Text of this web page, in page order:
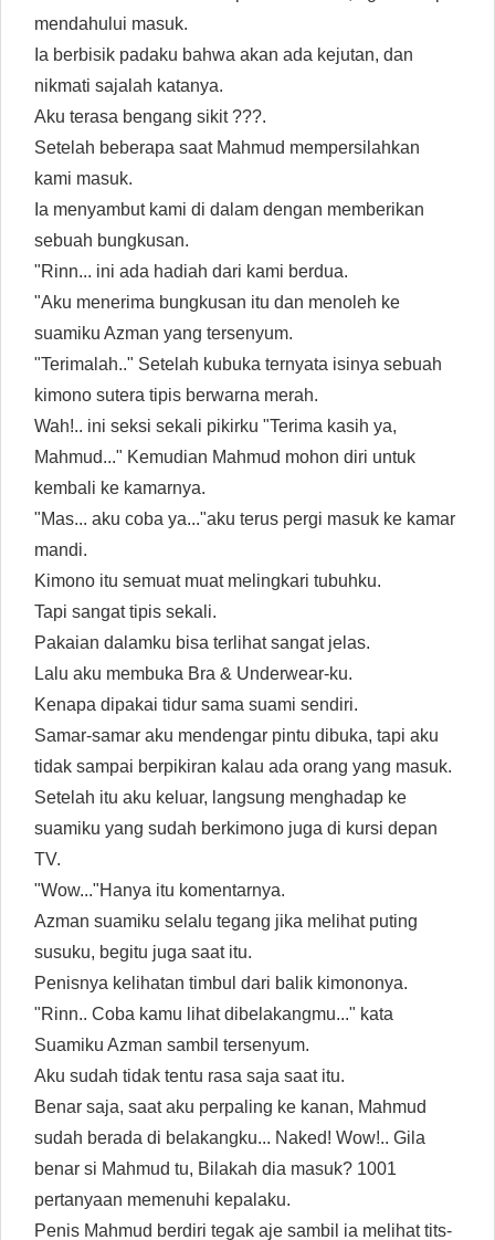
mendahului masuk.
Ia berbisik padaku bahwa akan ada kejutan, dan
nikmati sajalah katanya.
Aku terasa bengang sikit ???.
Setelah beberapa saat Mahmud mempersilahkan
kami masuk.
Ia menyambut kami di dalam dengan memberikan
sebuah bungkusan.
"Rinn... ini ada hadiah dari kami berdua.
"Aku menerima bungkusan itu dan menoleh ke
suamiku Azman yang tersenyum.
"Terimalah.." Setelah kubuka ternyata isinya sebuah
kimono sutera tipis berwarna merah.
Wah!.. ini seksi sekali pikirku "Terima kasih ya,
Mahmud..." Kemudian Mahmud mohon diri untuk
kembali ke kamarnya.
"Mas... aku coba ya..."aku terus pergi masuk ke kamar
mandi.
Kimono itu semuat muat melingkari tubuhku.
Tapi sangat tipis sekali.
Pakaian dalamku bisa terlihat sangat jelas.
Lalu aku membuka Bra & Underwear-ku.
Kenapa dipakai tidur sama suami sendiri.
Samar-samar aku mendengar pintu dibuka, tapi aku
tidak sampai berpikiran kalau ada orang yang masuk.
Setelah itu aku keluar, langsung menghadap ke
suamiku yang sudah berkimono juga di kursi depan
TV.
"Wow..."Hanya itu komentarnya.
Azman suamiku selalu tegang jika melihat puting
susuku, begitu juga saat itu.
Penisnya kelihatan timbul dari balik kimononya.
"Rinn.. Coba kamu lihat dibelakangmu..." kata
Suamiku Azman sambil tersenyum.
Aku sudah tidak tentu rasa saja saat itu.
Benar saja, saat aku perpaling ke kanan, Mahmud
sudah berada di belakangku... Naked! Wow!.. Gila
benar si Mahmud tu, Bilakah dia masuk? 1001
pertanyaan memenuhi kepalaku.
Penis Mahmud berdiri tegak aje sambil ia melihat tits-